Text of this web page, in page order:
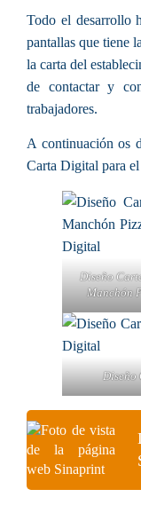
Todo el desarrollo
pantallas que tiene
la carta del
de contactar y
trabajadores.
A continuación os
Carta Digital para
Diseño
Manchón
Diseño